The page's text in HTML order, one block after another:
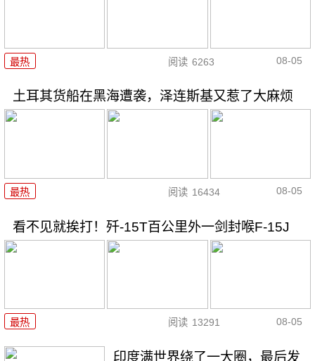
最热 阅读 6263 08-05
土耳其货船在黑海遭袭，泽连斯基又惹了大麻烦
最热 阅读 16434 08-05
看不见就挨打！歼-15T百公里外一剑封喉F-15J
最热 阅读 13291 08-05
印度满世界绕了一大圈，最后发